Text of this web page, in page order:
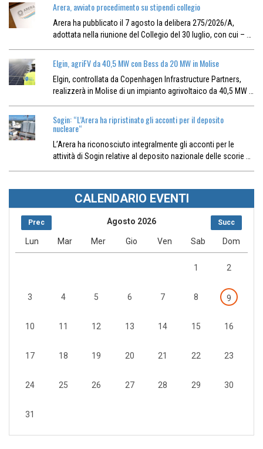
Arera, avviato procedimento su stipendi collegio
Arera ha pubblicato il 7 agosto la delibera 275/2026/A,
adottata nella riunione del Collegio del 30 luglio, con cui – …
Elgin, agriFV da 40,5 MW con Bess da 20 MW in Molise
Elgin, controllata da Copenhagen Infrastructure Partners,
realizzerà in Molise di un impianto agrivoltaico da 40,5 MW …
Sogin: “L’Arera ha ripristinato gli acconti per il deposito
nucleare“
L’Arera ha riconosciuto integralmente gli acconti per le
attività di Sogin relative al deposito nazionale delle scorie …
CALENDARIO EVENTI
Prec Succ
Agosto 2026
Lun Mar Mer Gio Ven Sab Dom
1 2
3 4 5 6 7 8 9
10 11 12 13 14 15 16
17 18 19 20 21 22 23
24 25 26 27 28 29 30
31